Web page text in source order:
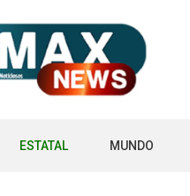
ESTATAL MUNDO